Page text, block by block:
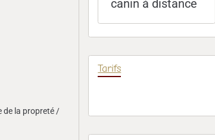
de la propreté /
efficaces
canin à distance
Tarifs